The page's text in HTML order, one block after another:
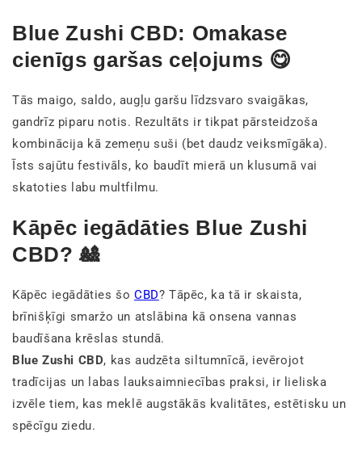
Blue Zushi CBD: Omakase
cienīgs garšas ceļojums 😋
Tās maigo, saldo, augļu garšu līdzsvaro svaigākas,
gandrīz piparu notis. Rezultāts ir tikpat pārsteidzoša
kombinācija kā zemeņu suši (bet daudz veiksmīgāka).
Īsts sajūtu festivāls, ko baudīt mierā un klusumā vai
skatoties labu multfilmu.
Kāpēc iegādāties Blue Zushi
CBD? 🎎
Kāpēc iegādāties šo CBD? Tāpēc, ka tā ir skaista,
brīnišķīgi smaržo un atslābina kā onsena vannas
baudīšana krēslas stundā.
Blue Zushi CBD, kas audzēta siltumnīcā, ievērojot
tradīcijas un labas lauksaimniecības praksi, ir lieliska
izvēle tiem, kas meklē augstākās kvalitātes, estētisku un
spēcīgu ziedu.